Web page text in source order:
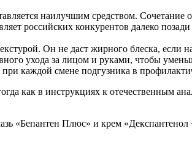
наилучшим средством. Сочетание
российских конкурентов далеко
Он не даст жирного блеска, если
ухода за лицом и руками, чтобы
каждой смене подгузника в
как в инструкциях к отечественным
«Бепантен Плюс» и крем